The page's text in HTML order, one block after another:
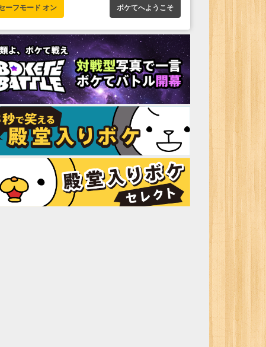
ーフモード オン ボケてへようこそ